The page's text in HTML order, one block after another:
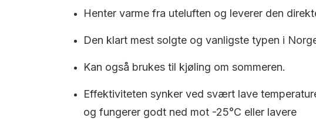
Henter varme fra uteluften og leverer den
Den klart mest solgte og vanligste typen i
Kan også brukes til kjøling om sommeren.
Effektiviteten synker ved svært lave
og fungerer godt ned mot -25°C eller lavere